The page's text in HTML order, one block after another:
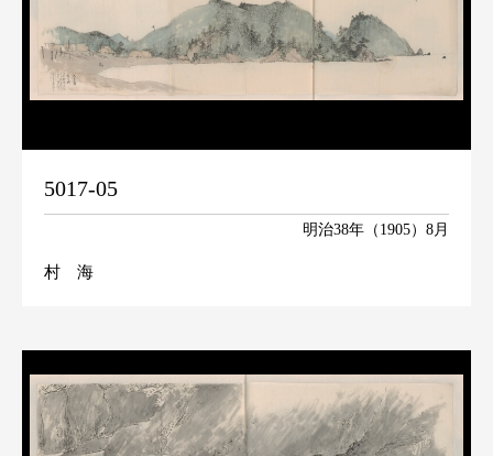
5017-05
明治38年（1905）8月
村 海